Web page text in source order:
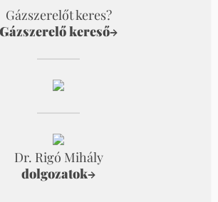
Gázszerelőt keres?
Gázszerelő kereső→
Dr. Rigó Mihály
dolgozatok→